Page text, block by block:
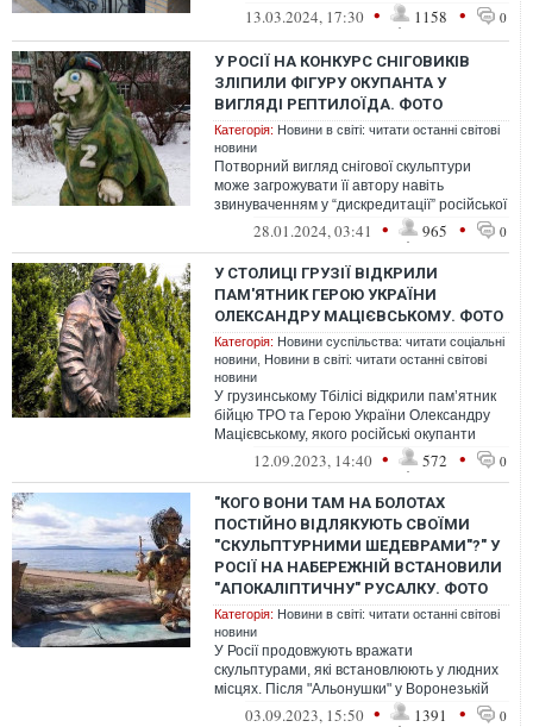
“Майстер і Маргарита”. У нього в лапах
13.03.2024, 17:30 • 1158 • 0
У РОСІЇ НА КОНКУРС СНІГОВИКІВ
ЗЛІПИЛИ ФІГУРУ ОКУПАНТА У
ВИГЛЯДІ РЕПТИЛОЇДА. ФОТО
Категорія: Новини в світі: читати останні світові
новини
Потворний вигляд снігової скульптури
може загрожувати її автору навіть
звинуваченням у “дискредитації” російської
28.01.2024, 03:41 • 965 • 0
У СТОЛИЦІ ГРУЗІЇ ВІДКРИЛИ
ПАМ'ЯТНИК ГЕРОЮ УКРАЇНИ
ОЛЕКСАНДРУ МАЦІЄВСЬКОМУ. ФОТО
Категорія: Новини суспільства: читати соціальні
новини Новини в світі: читати останні світові
новини
У грузинському Тбілісі відкрили пам’ятник
бійцю ТРО та Герою України Олександру
Мацієвському, якого російські окупанти
розстріляли після вітання "Слав...
12.09.2023, 14:40 • 572 • 0
"КОГО ВОНИ ТАМ НА БОЛОТАХ
ПОСТІЙНО ВІДЛЯКУЮТЬ СВОЇМИ
"СКУЛЬПТУРНИМИ ШЕДЕВРАМИ"?" У
РОСІЇ НА НАБЕРЕЖНІЙ ВСТАНОВИЛИ
"АПОКАЛІПТИЧНУ" РУСАЛКУ. ФОТО
Категорія: Новини в світі: читати останні світові
новини
У Росії продовжують вражати
скульптурами, які встановлюють у людних
місцях. Після "Альонушки" у Воронезькій
області РФ відзначилися у Мурманській
03.09.2023, 15:50 • 1391 • 0